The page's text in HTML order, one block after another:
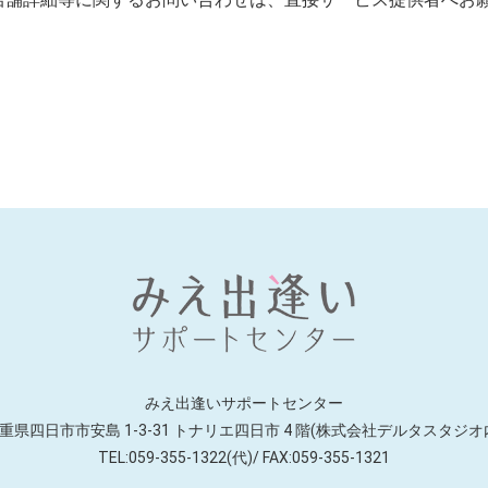
みえ出逢いサポートセンター
県四日市市安島 1-3-31 トナリエ四日市 4 階(株式会社デルタスタジオ
TEL:059-355-1322(代)/ FAX:059-355-1321